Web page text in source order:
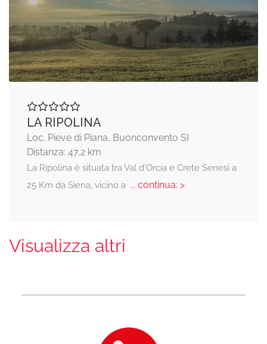
LA RIPOLINA
Loc. Pieve di Piana, Buonconvento SI
Distanza: 47,2 km
La Ripolina è situata tra Val d'Orcia e Crete Senesi a
25 Km da Siena, vicino a ... continua: >
Visualizza altri